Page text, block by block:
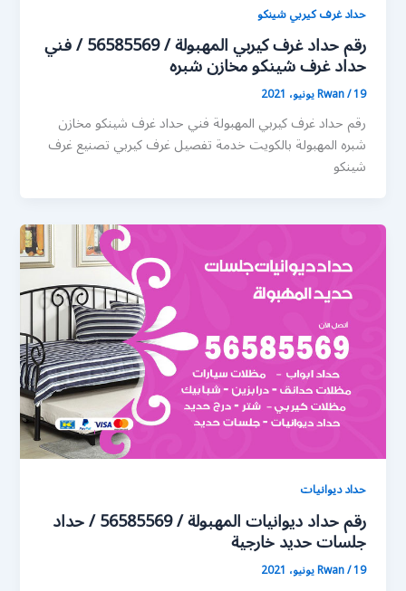
حداد غرف كيربي شينكو
رقم حداد غرف كيربي المهبولة / 56585569 / فني
حداد غرف شينكو مخازن شبره
Rwan/19 يونيو، 2021
رقم حداد غرف كيربي المهبولة فني حداد غرف شينكو مخازن
شبره المهبولة بالكويت خدمة تفصيل غرف كيربي تصنيع غرف
شينكو
حداد ديوانيات
رقم حداد ديوانيات المهبولة / 56585569 / حداد
جلسات حديد خارجية
Rwan/19 يونيو، 2021